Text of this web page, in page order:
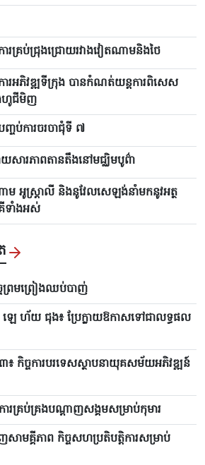
រគ្រប់ជ្រុងជ្រោយរវាងវៀតណាមនិងថៃ
ការអភិវឌ្ឍទីក្រុង បាន​កំណត់យន្តការពិសេស
ហូជីមិញ
ប់ការចរចាជុំទី ៧​
សារភាពតានតឹងនៅមជ្ឈិមបូព៌ា
ម អូស្ត្រាលី និងនូវែលសេឡង់នាំមកនូវអត្ថ
ទាំងអស់
ច្ចព្រមព្រៀងឈប់បាញ់
ស ឡេ ហ័យ ជុង៖ ប្រែក្លាយឱកាសទៅជាលទ្ធផល
កិច្ចការបរទេសស្ថាបនាយុគសម័យអភិវឌ្ឍន៍
គ្រប់គ្រងបណ្តាញសង្គមសម្រាប់កុមារ
ាមគ្គីភាព កិច្ចសហប្រតិបត្តិការសម្រាប់